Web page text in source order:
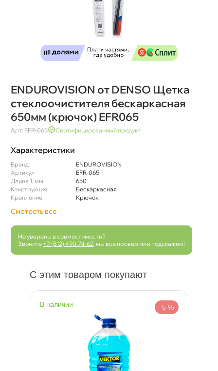
ENDUROVISION от DENSO Щетка
стеклоочистителя бескаркасная
650мм (крючок) EFR065
Арт: EFR-065 Сертифицированный продукт
Характеристики
Бренд
ENDUROVISION
Артикул
EFR-065
Длина 1, мм
650
Конструкция
Бескаркасная
Крепление
Крючок
Смотреть все
Не уверены в совместимости?
Звоните +7 (812) 490-74-62 , мы все проверим и подскажем!
С этим товаром покупают
наличии -5 %